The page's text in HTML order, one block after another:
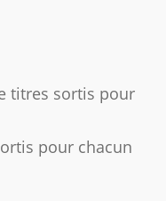
titres sortis pour
pour chacun